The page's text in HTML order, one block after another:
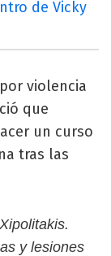
de Vicky
violencia
que
un curso
tras las
y lesiones